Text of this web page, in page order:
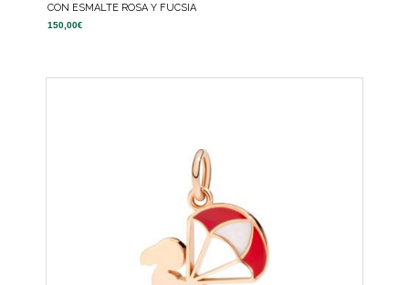
CON ESMALTE ROSA Y FUCSIA
150,00€